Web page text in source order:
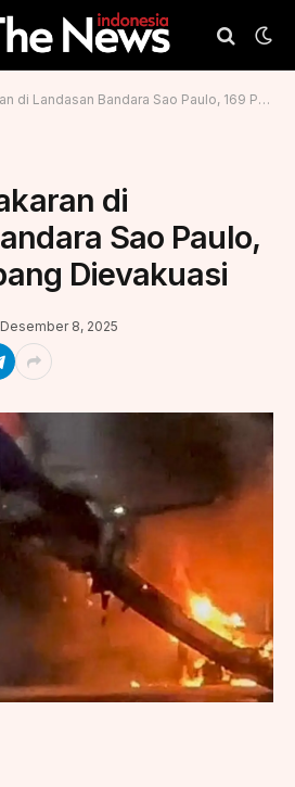
Bandara Sao Paulo, 169 Penumpang Dievakuasi
di
Sao Paulo,
Dievakuasi
Desember 8, 2025